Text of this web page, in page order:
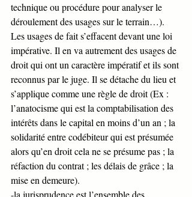
technique ou procédure pour analyser le
déroulement des usages sur le terrain…).
Les usages de fait s’effacent devant une loi
impérative. Il en va autrement des usages de
droit qui ont un caractère impératif et ils sont
reconnus par le juge. Il se détache du lieu et
s’applique comme une règle de droit (Ex :
l’anatocisme qui est la comptabilisation des
intérêts dans le capital en moins d’un an ; la
solidarité entre codébiteur qui est présumée
alors qu’en droit cela ne se présume pas ; la
réfaction du contrat ; les délais de grâce ; la
mise en demeure).
-la jurisprudence est l’ensemble des